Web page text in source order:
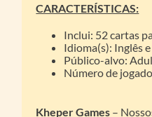
CARACTERÍSTICAS:
Inclui: 52 cartas
Idioma(s): Inglês
Público-alvo:
Número de
Kheper Games –